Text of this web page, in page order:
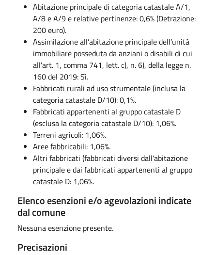
Abitazione principale di categoria catastale A/1,
A/8 e A/9 e relative pertinenze: 0,6% (Detrazione:
200 euro).
Assimilazione all’abitazione principale dell’unità
immobiliare posseduta da anziani o disabili di cui
all'art. 1, comma 741, lett. c), n. 6), della legge n.
160 del 2019: Sì.
Fabbricati rurali ad uso strumentale (inclusa la
categoria catastale D/10): 0,1%.
Fabbricati appartenenti al gruppo catastale D
(esclusa la categoria catastale D/10): 1,06%.
Terreni agricoli: 1,06%.
Aree fabbricabili: 1,06%.
Altri fabbricati (fabbricati diversi dall'abitazione
principale e dai fabbricati appartenenti al gruppo
catastale D: 1,06%.
Elenco esenzioni e/o agevolazioni indicate
dal comune
Nessuna esenzione presente.
Precisazioni